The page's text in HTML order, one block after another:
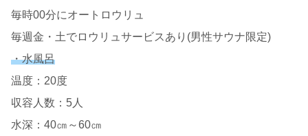
毎時00分にオートロウリュ
毎週金・土でロウリュサービスあり(男性サウナ限定)
・水風呂
温度：20度
収容人数：5人
水深：40㎝～60㎝